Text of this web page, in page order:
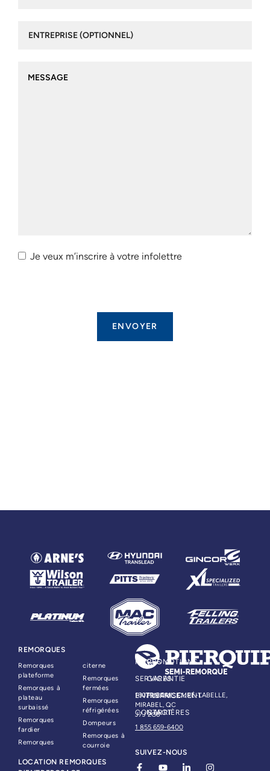
(optionnel)
Je veux
Je veux m’inscrire à votre infolettre
REMORQUES
Remorques
plateforme
Remorques à
plateau
surbaissé
Remorques
fardier
Remorques
citerne
Remorques
fermées
Remorques
réfrigérées
Dompeurs
Remorques à
courroie
PIÈCES
SERVICES
ENTREPRISE
CONTACT
PROMOTIONS
GARANTIE
FINANCEMENT
CARRIÈRES
LOCATION REMORQUES
16079, BOUL. CURÉ-LABELLE,
MIRABEL, QC
J7J 2G6
1 855 659-6400
SUIVEZ-NOUS